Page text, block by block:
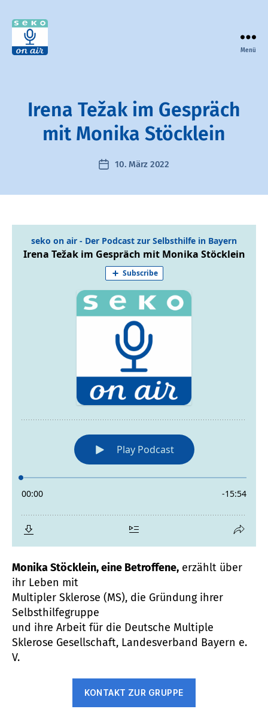
Podcast
Menü
Irena Težak im Gespräch
mit Monika Stöcklein
Veröffentlichungsdatum
10. März 2022
Monika Stöcklein, eine Betroffene, erzählt über
ihr Leben mit
Multipler Sklerose (MS), die Gründung ihrer
Selbsthilfegruppe
und ihre Arbeit für die Deutsche Multiple
Sklerose Gesellschaft, Landesverband Bayern e.
V.
KONTAKT ZUR GRUPPE